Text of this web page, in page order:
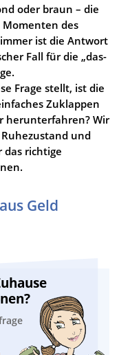
oder braun – die
des
ist die Antwort
Fall für die „das-
Frage stellt, ist die
Zuklappen
herunterfahren? Wir
und
das richtige
Geld